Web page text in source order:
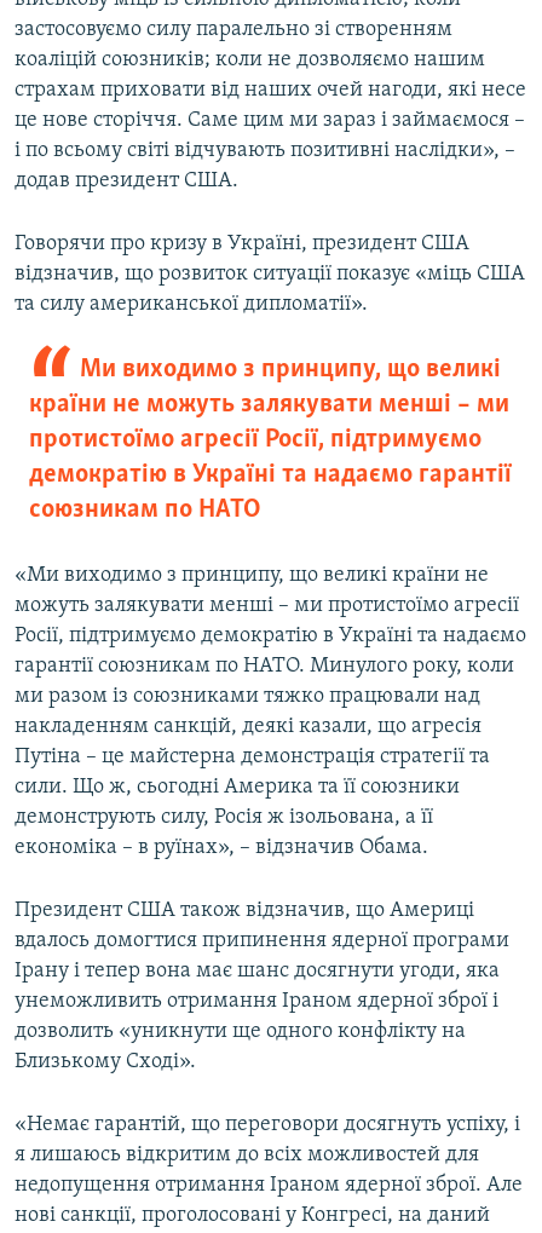
застосовуємо силу паралельно зі створенням
коаліцій союзників; коли не дозволяємо нашим
страхам приховати від наших очей нагоди, які несе
це нове сторіччя. Саме цим ми зараз і займаємося –
і по всьому світі відчувають позитивні наслідки», –
додав президент США.
Говорячи про кризу в Україні, президент США
відзначив, що розвиток ситуації показує «міць США
та силу американської дипломатії».
Ми виходимо з принципу, що великі
країни не можуть залякувати менші – ми
протистоїмо агресії Росії, підтримуємо
демократію в Україні та надаємо гарантії
союзникам по НАТО
«Ми виходимо з принципу, що великі країни не
можуть залякувати менші – ми протистоїмо агресії
Росії, підтримуємо демократію в Україні та надаємо
гарантії союзникам по НАТО. Минулого року, коли
ми разом із союзниками тяжко працювали над
накладенням санкцій, деякі казали, що агресія
Путіна – це майстерна демонстрація стратегії та
сили. Що ж, сьогодні Америка та її союзники
демонструють силу, Росія ж ізольована, а її
економіка – в руїнах», – відзначив Обама.
Президент США також відзначив, що Америці
вдалось домогтися припинення ядерної програми
Ірану і тепер вона має шанс досягнути угоди, яка
унеможливить отримання Іраном ядерної зброї і
дозволить «уникнути ще одного конфлікту на
Близькому Сході».
«Немає гарантій, що переговори досягнуть успіху, і
я лишаюсь відкритим до всіх можливостей для
недопущення отримання Іраном ядерної зброї. Але
нові санкції, проголосовані у Конгресі, на даний